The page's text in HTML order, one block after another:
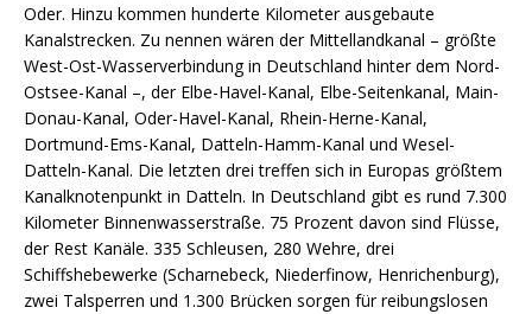
Oder. Hinzu kommen hunderte Kilometer ausgebaute
Kanalstrecken. Zu nennen wären der Mittellandkanal – größte
West-Ost-Wasserverbindung in Deutschland hinter dem Nord-
Ostsee-Kanal –, der Elbe-Havel-Kanal, Elbe-Seitenkanal, Main-
Donau-Kanal, Oder-Havel-Kanal, Rhein-Herne-Kanal,
Dortmund-Ems-Kanal, Datteln-Hamm-Kanal und Wesel-
Datteln-Kanal. Die letzten drei treffen sich in Europas größtem
Kanalknotenpunkt in Datteln. In Deutschland gibt es rund 7.300
Kilometer Binnenwasserstraße. 75 Prozent davon sind Flüsse,
der Rest Kanäle. 335 Schleusen, 280 Wehre, drei
Schiffshebewerke (Scharnebeck, Niederfinow, Henrichenburg),
zwei Talsperren und 1.300 Brücken sorgen für reibungslosen